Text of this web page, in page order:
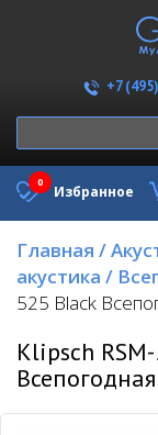
+7
Избранное
0
Главная /
акустика /
525 Black
Klipsch